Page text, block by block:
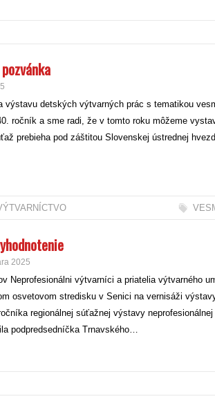
výstavu detských výtvarných prác s tematikou
ročník a sme radi, že v tomto roku môžeme
prebieha pod záštitou Slovenskej ústrednej
2025
Neprofesionálni výtvarníci a priatelia výtvarného
osvetovom stredisku v Senici na vernisáži
regionálnej súťažnej výstavy
podpredsedníčka Trnavského…